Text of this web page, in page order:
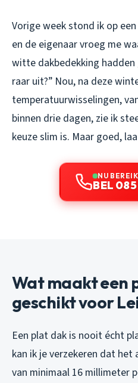
Vorige week stond ik op
en de eigenaar vroeg me
witte dakbedekking
raar uit?” Nou, na deze
temperatuurwisselingen,
binnen drie dagen, zie ik
keuze slim is. Maar goed,
NU
BEL
Wat maakt een
geschikt voor
Een plat dak is nooit écht
kan ik je verzekeren dat
van minimaal 16 millimeter